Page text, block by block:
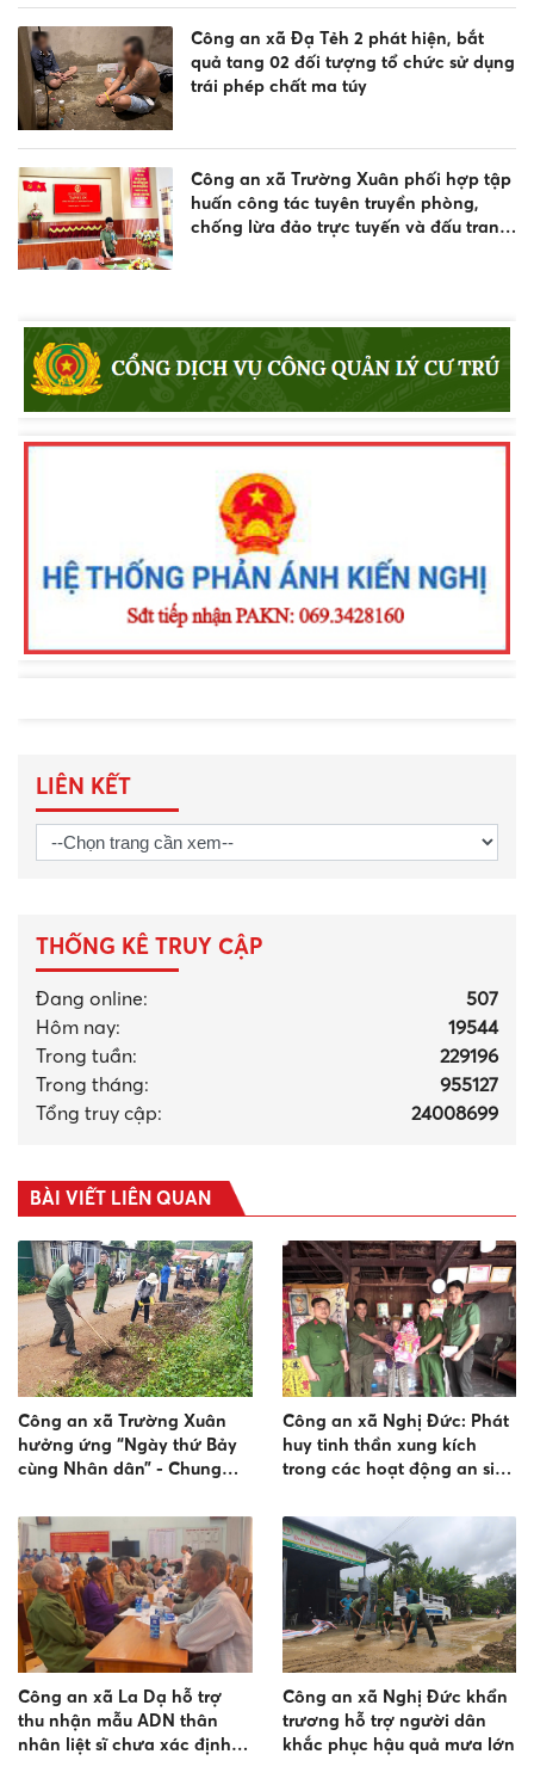
Công an xã Đạ Tẻh 2 phát hiện, bắt
quả tang 02 đối tượng tổ chức sử dụng
trái phép chất ma túy
Công an xã Trường Xuân phối hợp tập
huấn công tác tuyên truyền phòng,
chống lừa đảo trực tuyến và đấu tranh
lực lượng an ninh trật tự ở cơ sở.
vào vòng chung kết Cuộc thi “Hành
trình truy vết tội phạm mạng”
LIÊN KẾT
THỐNG KÊ TRUY CẬP
Đang online:
507
Hôm nay:
19544
Trong tuần:
229196
Trong tháng:
955127
Tổng truy cập:
24008699
BÀI VIẾT LIÊN QUAN
Công an xã Trường Xuân
hưởng ứng “Ngày thứ Bảy
cùng Nhân dân” - Chung
thông cống rãnh tại bon Ta
Mung
Công an xã Nghị Đức: Phát
huy tinh thần xung kích
trong các hoạt động an sinh
Công an xã La Dạ hỗ trợ
thu nhận mẫu ADN thân
nhân liệt sĩ chưa xác định
Công an xã Nghị Đức khẩn
trương hỗ trợ người dân
khắc phục hậu quả mưa lớn